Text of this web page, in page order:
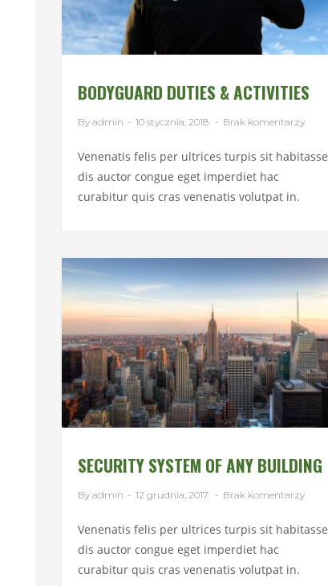
BODYGUARD DUTIES & ACTIVITIES
By admin - 10 stycznia, 2018 - Brak komentarzy
Venenatis felis per ultrices turpis sit habitasse
dis auctor congue eget imperdiet hac
curabitur quis cras venenatis volutpat in.
SECURITY SYSTEM OF ANY BUILDING
By admin - 12 grudnia, 2017 - Brak komentarzy
Venenatis felis per ultrices turpis sit habitasse
dis auctor congue eget imperdiet hac
curabitur quis cras venenatis volutpat in.